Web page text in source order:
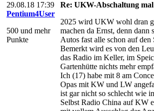
29.08.18 17:39
Pentium4User
500 und mehr
Punkte
Re: UKW-Abschaltung
2025 wird UKW wohl dran
machen da Ernst, denn
Autos fast alle schon auf den
Bemerkt wird es von den
das Radio im Keller, im
Gartenhütte nichts mehr
Ich (17) habe mit 8 am
Opas mit KW und LW
ist gar nicht so schlecht wie
Selbst Radio China auf KW